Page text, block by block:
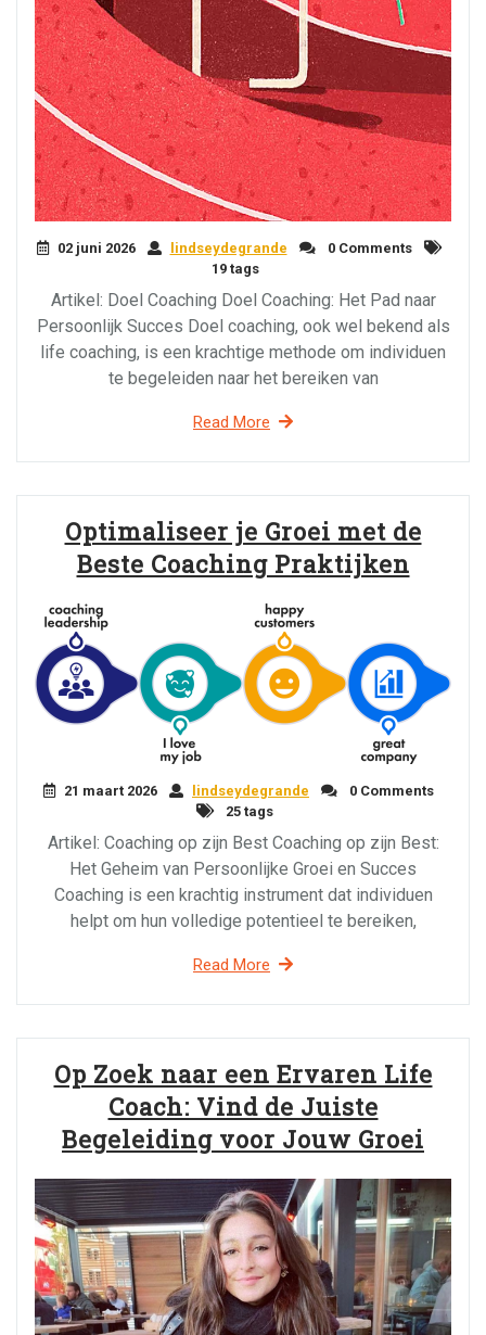
02 juni 2026 lindseydegrande
0 Comments
19 tags
Artikel: Doel Coaching Doel Coaching: Het Pad naar
Persoonlijk Succes Doel coaching, ook wel bekend als
life coaching, is een krachtige methode om individuen
te begeleiden naar het bereiken van
Read More
Optimaliseer je Groei met de
Beste Coaching Praktijken
21 maart 2026 lindseydegrande
0 Comments
25 tags
Artikel: Coaching op zijn Best Coaching op zijn Best:
Het Geheim van Persoonlijke Groei en Succes
Coaching is een krachtig instrument dat individuen
helpt om hun volledige potentieel te bereiken,
Read More
Op Zoek naar een Ervaren Life
Coach: Vind de Juiste
Begeleiding voor Jouw Groei